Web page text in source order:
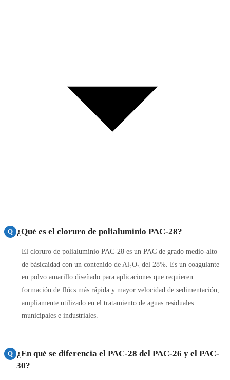
Q ¿Qué es el cloruro de polialuminio PAC-28?
El cloruro de polialuminio PAC-28 es un PAC de grado medio-alto
de básicaidad con un contenido de Al₂O₃ del 28%. Es un coagulante
en polvo amarillo diseñado para aplicaciones que requieren
formación de flócs más rápida y mayor velocidad de sedimentación,
ampliamente utilizado en el tratamiento de aguas residuales
municipales e industriales.
Q ¿En qué se diferencia el PAC-28 del PAC-26 y el PAC-
30?